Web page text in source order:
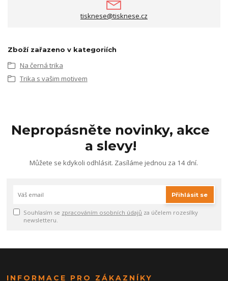
tisknese@tisknese.cz
Zboží zařazeno v kategoriích
Na černá trika
Trika s vašim motivem
Nepropásněte novinky, akce
a slevy!
Můžete se kdykoli odhlásit. Zasíláme jednou za 14 dní.
Přihlásit se
Souhlasím se zpracováním osobních údajů za účelem rozesílky
newsletteru.
INFORMACE PRO ZÁKAZNÍKY